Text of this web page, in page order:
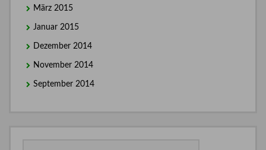
März 2015
Januar 2015
Dezember 2014
November 2014
September 2014